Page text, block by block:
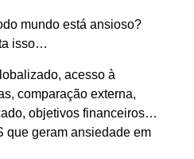
mundo está ansioso?
isso…
acesso à
comparação externa,
objetivos financeiros…
que geram ansiedade em